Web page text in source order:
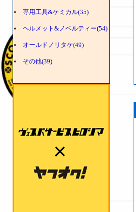
専用工具&ケミカル(35)
ヘルメット&ノベルティー(54)
オールドノリタケ(49)
その他(39)